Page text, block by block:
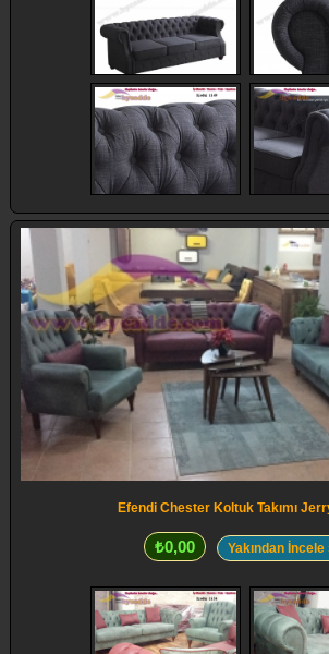
Efendi Chester Koltuk Takımı
₺0,00 Yakından İncele